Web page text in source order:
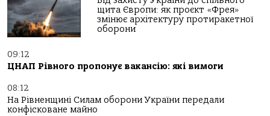
щита Європи: як проєкт «Фрея»
змінює архітектуру протиракетної
оборони
09:12
ЦНАП Рівного пропонує вакансію: які вимоги
08:12
На Рівненщині Силам оборони України передали
конфісковане майно